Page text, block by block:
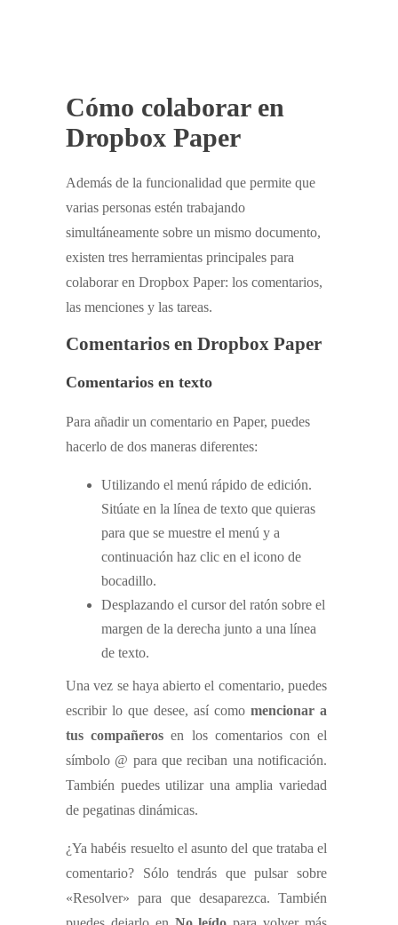
Cómo colaborar en
Dropbox Paper
Además de la funcionalidad que permite que
varias personas estén trabajando
simultáneamente sobre un mismo documento,
existen tres herramientas principales para
colaborar en Dropbox Paper: los comentarios,
las menciones y las tareas.
Comentarios en Dropbox Paper
Comentarios en texto
Para añadir un comentario en Paper, puedes
hacerlo de dos maneras diferentes:
Utilizando el menú rápido de edición.
Sitúate en la línea de texto que quieras
para que se muestre el menú y a
continuación haz clic en el icono de
bocadillo.
Desplazando el cursor del ratón sobre el
margen de la derecha junto a una línea
de texto.
Una vez se haya abierto el comentario, puedes
escribir lo que desee, así como mencionar a
tus compañeros en los comentarios con el
símbolo @ para que reciban una notificación.
También puedes utilizar una amplia variedad
de pegatinas dinámicas.
¿Ya habéis resuelto el asunto del que trataba el
comentario? Sólo tendrás que pulsar sobre
«Resolver» para que desaparezca. También